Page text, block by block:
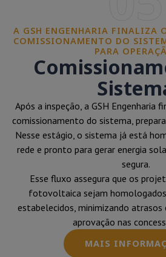
A GSH ENGENHARIA FINALIZA
COMISSIONAMENTO DO
PARA
Após a inspeção, a GSH Engenharia
comissionamento do sistema,
Nesse estágio, o sistema já está
rede e pronto para gerar energia
segura.
Esse fluxo assegura que os
fotovoltaica sejam
estabelecidos, minimizando atrasos
aprovação nas
MAIS